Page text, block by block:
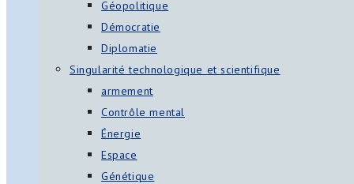
Géopolitique
Démocratie
Diplomatie
Singularité technologique et scientifique
armement
Contrôle mental
Énergie
Espace
Génétique